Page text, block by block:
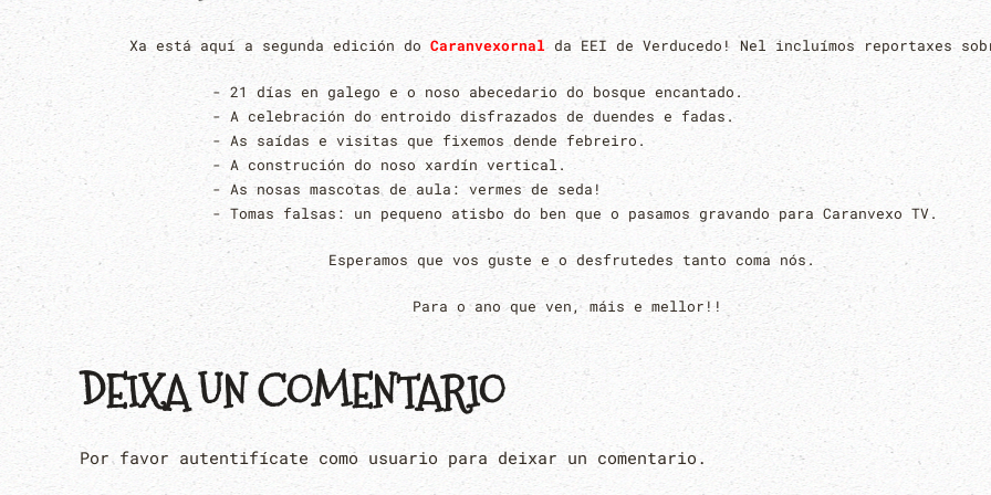
Xa está aquí a segunda edición do Caranvexornal da EEI de Verducedo! Nel incluímos reportaxes
- 21 días en galego e o noso abecedario do bosque encantado.
- A celebración do entroido disfrazados de duendes e fadas.
- As saídas e visitas que fixemos dende febreiro.
- A construción do noso xardín vertical.
- As nosas mascotas de aula: vermes de seda!
- Tomas falsas: un pequeno atisbo do ben que o pasamos gravando para Caranvexo TV.
Esperamos que vos guste e o desfrutedes tanto coma nós.
Para o ano que ven, máis e mellor!!
DEIXA UN COMENTARIO
Por favor autentifícate como usuario para deixar un comentario.